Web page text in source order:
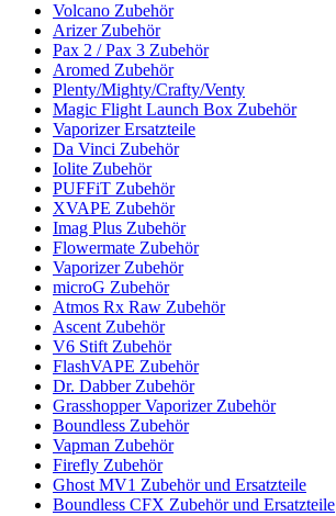
Volcano Zubehör
Arizer Zubehör
Pax 2 / Pax 3 Zubehör
Aromed Zubehör
Plenty/Mighty/Crafty/Venty
Magic Flight Launch Box Zubehör
Vaporizer Ersatzteile
Da Vinci Zubehör
Iolite Zubehör
PUFFiT Zubehör
XVAPE Zubehör
Imag Plus Zubehör
Flowermate Zubehör
Vaporizer Zubehör
microG Zubehör
Atmos Rx Raw Zubehör
Ascent Zubehör
V6 Stift Zubehör
FlashVAPE Zubehör
Dr. Dabber Zubehör
Grasshopper Vaporizer Zubehör
Boundless Zubehör
Vapman Zubehör
Firefly Zubehör
Ghost MV1 Zubehör und Ersatzteile
Boundless CFX Zubehör und Ersatzteile